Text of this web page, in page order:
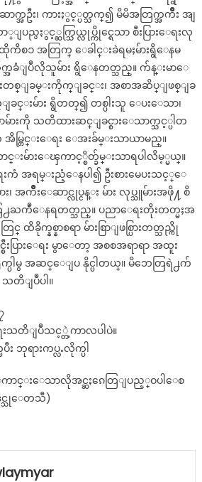
က္အဦး၊ ကားႏွင့္ပတ္သက္၍ မိမိအတြက္အက်ိဳး အျ
ပည္ပႏွင့္ဆက္သြယ္လုပ္ကိုင္ရေသာ စီးပြားေရးလု
ထိုကိစၥ အတြက္ ေခါင္းခဲရမႈမ်ားရွိေနမ
အခံျပဳလိုသူမ်ား ရွိေနတတ္သည္။ က်န္းမာေ
တစ္ျခမ္းကိုက္ျခင္း၊ အစာအဆိပ္ျဖစ္ျခ
ခင္းမ်ား ရွိတတ္၍ တစ္ပါးသူ ေပးေသာ၊
းကို သတိထားဆင္ျခင္စားေသာက္သင့္ပါတ
အိမ္တြင္းေရး ေအးခ်မ္းသာယာမည္။
းမ်ားေၾကာင့္စိတ္ခ်မ္းသာရပါလိမ့္မယ္။
ကံ အရမ္းညံ့ေနပါ၍ ဦးစားမေပးသင့္ေ
ား၊ အက်ိဳးေဆာင္လုပ္ငန္း မ်ား လုပ္သူမ်ားအဖို႔ စိ
႕ႀကဳံေနရတတ္သည္။ ပညာေရးတိုးတတ္မႈအ
င္ ထိခိုက္နစ္နာစရာ မ်ားစြာျဖစ္ပြားတတ္သည္ကို
ပြားေရး မွာေတာ့ အစစအရာရာ အထူး
ါမွ အဆင္ေျပ နိုင္ပါတယ္။ မိဘေတြရဲ႕က်
တိျပဳပါ။
သတိျပဳသင့္တဲ့ကာလပါပဲ။
ဘုရားကပ္လႉလိုက္ပါ
ကာင္းေသာလိုအင္ဆႏၵေတြျပည့္ဝပါေစ
င္သုေတသီ)